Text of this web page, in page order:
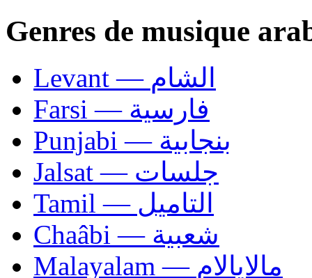
Genres de musique
Levant — الشام
Farsi — فارسية
Punjabi — بنجابية
Jalsat — جلسات
Tamil — التاميل
Chaâbi — شعبية
Malayalam — مالايالام